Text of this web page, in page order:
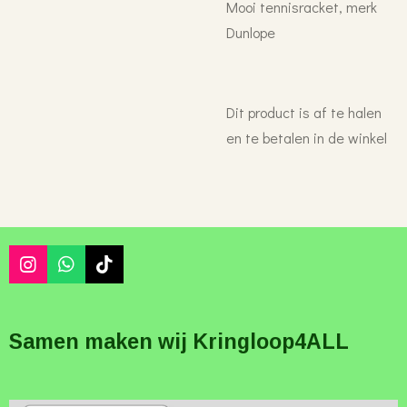
Mooi tennisracket, merk
Dunlope
Dit product is af te halen
en te betalen in de winkel
I
n
a
W
h
s
T
i
o
Samen maken wij Kringloop4ALL